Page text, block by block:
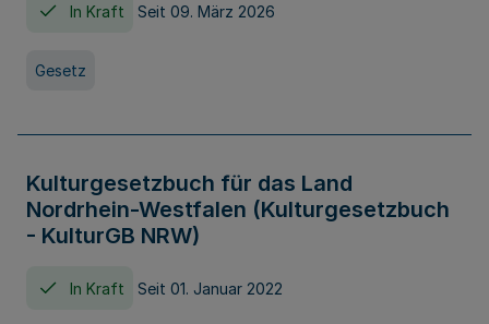
In Kraft Seit 09. März 2026
Gesetz
Kulturgesetzbuch für das Land
Nordrhein-Westfalen (Kulturgesetzbuch
- KulturGB NRW)
In Kraft Seit 01. Januar 2022